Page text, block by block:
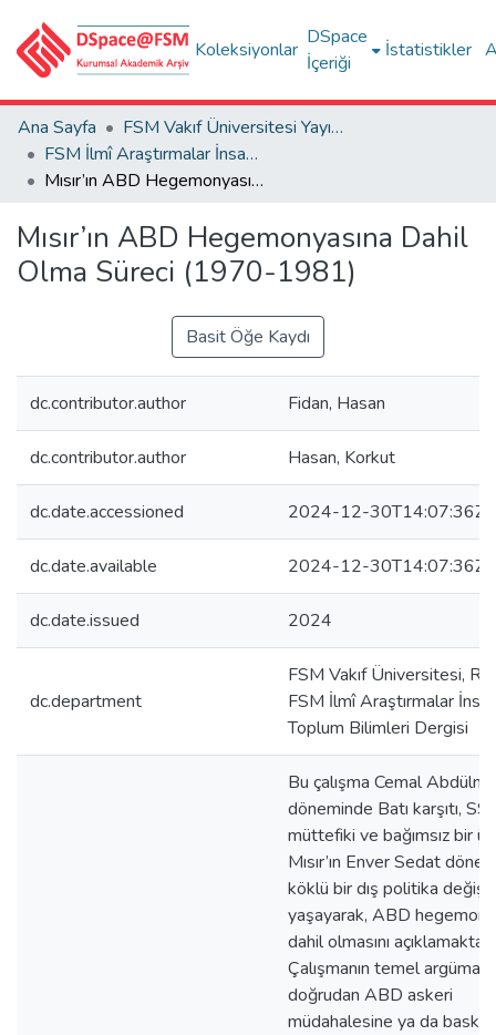
Koleksiyonlar
DSpace
İçeriği
İstatistikler
Ana Sayfa
FSM Vakıf Üniversitesi Yayınları / Publications of FSM Vakif University
FSM İlmî Araştırmalar İnsan ve Toplum Bilimleri Dergisi
Mısır’ın ABD Hegemonyasına Dahil Olma Süreci (1970-1981)
Mısır’ın ABD Hegemonyasına Dahil
Olma Süreci (1970-1981)
Basit Öğe Kaydı
dc.contributor.author Fidan, Hasan
dc.contributor.author Hasan, Korkut
dc.date.accessioned 2024-12-30T14:07:36Z
dc.date.available 2024-12-30T14:07:36Z
dc.date.issued 2024
dc.department
FSM Vakıf Üniversitesi,
FSM İlmî Araştırmalar
Toplum Bilimleri Dergisi
Bu çalışma Cemal
döneminde Batı karşıtı,
müttefiki ve bağımsız bir
Mısır’ın Enver Sedat
köklü bir dış politika
yaşayarak, ABD
dahil olmasını
Çalışmanın temel argümanı;
doğrudan ABD askeri
müdahalesine ya da